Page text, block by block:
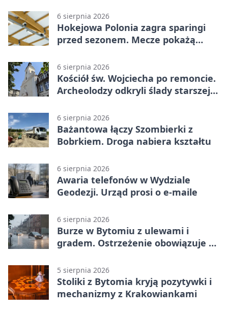
6 sierpnia 2026
Hokejowa Polonia zagra sparingi
przed sezonem. Mecze pokażą
6 sierpnia 2026
Kościół św. Wojciecha po remoncie.
Archeolodzy odkryli ślady starszej
6 sierpnia 2026
Bażantowa łączy Szombierki z
Bobrkiem. Droga nabiera kształtu
6 sierpnia 2026
Awaria telefonów w Wydziale
Geodezji. Urząd prosi o e-maile
6 sierpnia 2026
Burze w Bytomiu z ulewami i
gradem. Ostrzeżenie obowiązuje do
5 sierpnia 2026
Stoliki z Bytomia kryją pozytywki i
mechanizmy z Krakowiankami